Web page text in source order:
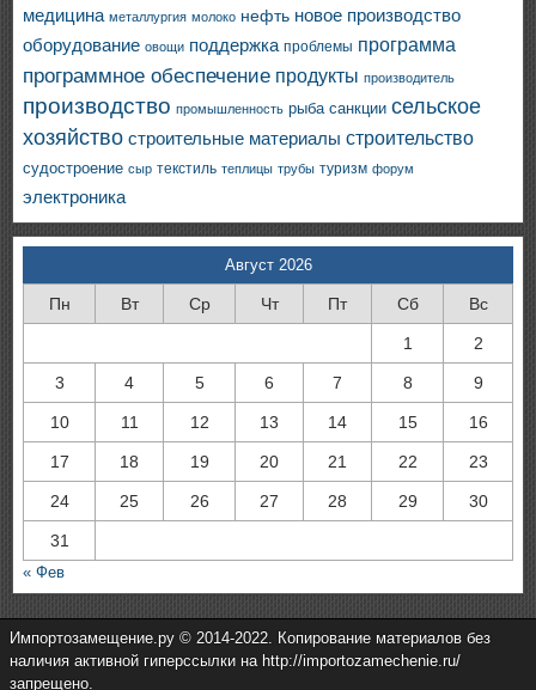
медицина металлургия молоко нефть новое производство
оборудование овощи поддержка проблемы программа
программное обеспечение продукты производитель
производство промышленность рыба санкции сельское
хозяйство строительные материалы строительство
судостроение сыр текстиль теплицы трубы туризм форум
электроника
Август 2026
Пн Вт Ср Чт Пт Сб Вс
1 2
3 4 5 6 7 8 9
10 11 12 13 14 15 16
17 18 19 20 21 22 23
24 25 26 27 28 29 30
31
« Фев
Импортозамещение.ру © 2014-2022. Копирование материалов без
наличия активной гиперссылки на http://importozamechenie.ru/
запрещено.